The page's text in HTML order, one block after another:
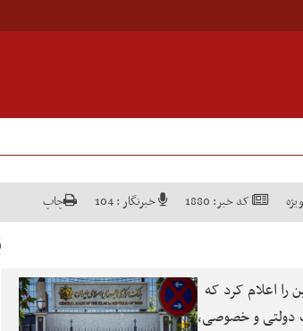
کد خبر: 1880 خبرنگار :104 چاپ
را اعلام کرد که
دولتی و خصوصی،